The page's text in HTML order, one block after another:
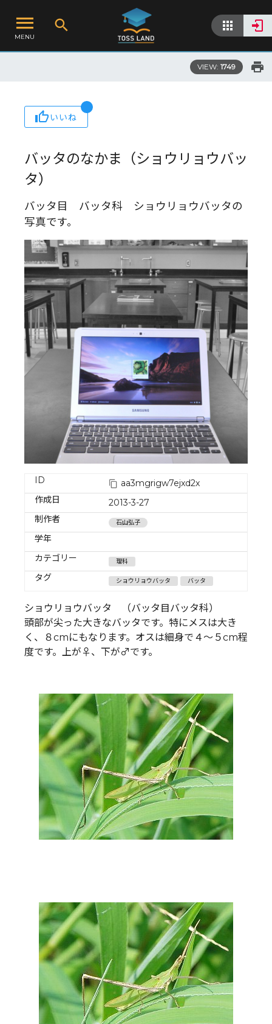
MENU
VIEW: 1749
いいね
バッタのなかま（ショウリョウバッ
タ）
バッタ目 バッタ科 ショウリョウバッタの
写真です。
ID
aa3mgrigw7ejxd2x
作成日
2013-3-27
制作者
石山弘子
学年
カテゴリー
理科
タグ ショウリョウバッタ バッタ
ショウリョウバッタ （バッタ目バッタ科）
頭部が尖った大きなバッタです。特にメスは大き
く、８cmにもなります。オスは細身で４～５cm程
度です。上が♀、下が♂です。